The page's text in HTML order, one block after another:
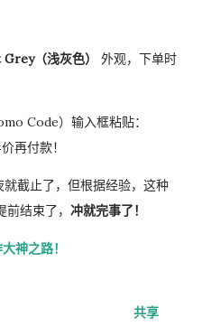
（浅灰色）
外观，下单时
Code）输入框粘贴：
再付款！
截止了，但根据经验，这种
结束了， 冲就完事了！
神之路！
共享